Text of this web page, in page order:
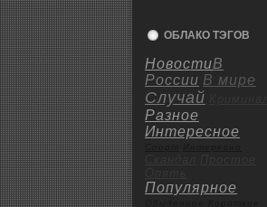
ОБЛАКО ТЭГОВ
НовостиВ
России В мире
Случай
Разное
Интересное
Популярное